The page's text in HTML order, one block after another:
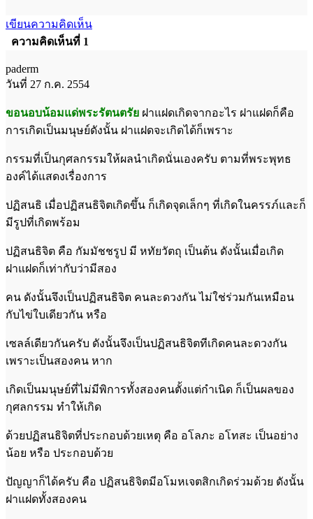
เขียนความคิดเห็น
ความคิดเห็นที่ 1
paderm
วันที่ 27 ก.ค. 2554
ขอนอบน้อมแด่พระรัตนตรัย ฝาแฝดเกิดจากอะไร ฝาแฝดก็คือ
การเกิดเป็นมนุษย์ดังนั้น ฝาแฝดจะเกิดได้ก็เพราะ
กรรมที่เป็นกุศลกรรมให้ผลนำเกิดนั่นเองครับ ตามที่พระพุทธ
องค์ได้แสดงเรื่องการ
ปฏิสนธิ เมื่อปฏิสนธิจิตเกิดขึ้น ก็เกิดจุดเล็กๆ ที่เกิดในครรภ์และก็
มีรูปที่เกิดพร้อม
ปฏิสนธิจิต คือ กัมมัชชรูป มี หทัยวัตถุ เป็นต้น ดังนั้นเมื่อเกิด
ฝาแฝดก็เท่ากับว่ามีสอง
คน ดังนั้นจึงเป็นปฏิสนธิจิต คนละดวงกัน ไม่ใช่ร่วมกันเหมือน
กับไข่ใบเดียวกัน หรือ
เซลล์เดียวกันครับ ดังนั้นจึงเป็นปฏิสนธิจิตทีเกิดคนละดวงกัน
เพราะเป็นสองคน หาก
เกิดเป็นมนุษย์ที่ไม่มีพิการทั้งสองคนตั้งแต่กำเนิด ก็เป็นผลของ
กุศลกรรม ทำให้เกิด
ด้วยปฏิสนธิจิตที่ประกอบด้วยเหตุ คือ อโลภะ อโทสะ เป็นอย่าง
น้อย หรือ ประกอบด้วย
ปัญญาก็ได้ครับ คือ ปฏิสนธิจิตมีอโมหเจตสิกเกิดร่วมด้วย ดังนั้น
ฝาแฝดทั้งสองคน